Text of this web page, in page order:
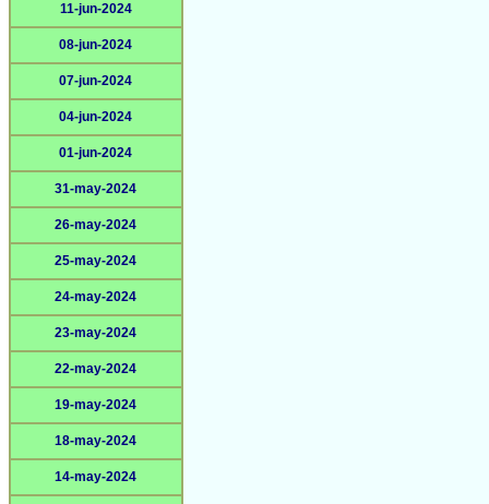
11-jun-2024
08-jun-2024
07-jun-2024
04-jun-2024
01-jun-2024
31-may-2024
26-may-2024
25-may-2024
24-may-2024
23-may-2024
22-may-2024
19-may-2024
18-may-2024
14-may-2024